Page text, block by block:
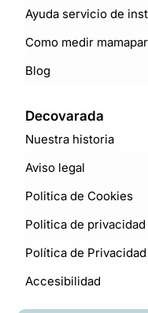
Ayuda servicio de
Como medir
Blog
Decovarada
Nuestra historia
Aviso legal
Politica de Cookies
Politica de privacidad
Política de
Accesibilidad